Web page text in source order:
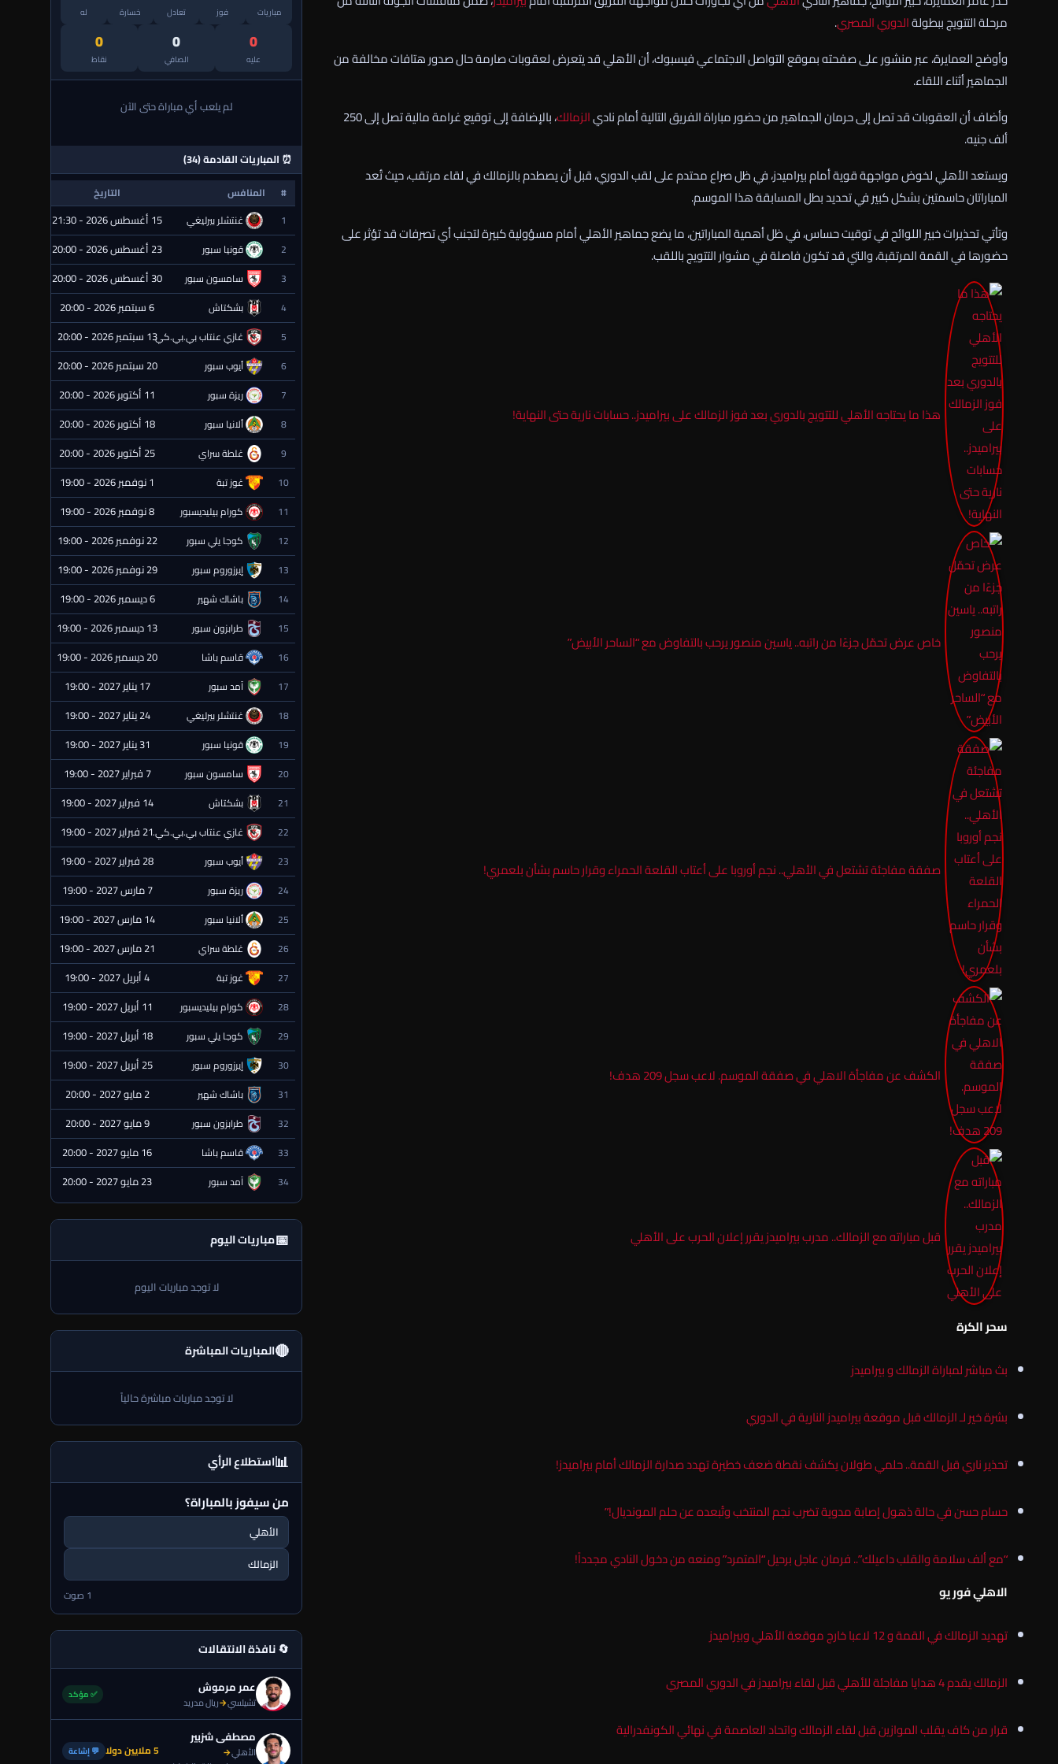
مرحلة التتويج ببطولةالدوري المصري.
وأوضح العمايرة، عبر منشور على صفحته بموقع التواصل الاجتماعي فيسبوك، أن الأهلي قد يتعرض لعقوبات صارمة حال صدور هتافات مخالفة من
الجماهير أثناء اللقاء.
وأضاف أن العقوبات قد تصل إلى حرمان الجماهير من حضور مباراة الفريق التالية أمام ناديالزمالك
، بالإضافة إلى توقيع غرامة مالية تصل إلى 250
ألف جنيه.
ويستعد الأهلي لخوض مواجهة قوية أمام بيراميدز، في ظل صراع محتدم على لقب الدوري، قبل أن يصطدم بالزمالك في لقاء مرتقب، حيث تُعد
المباراتان حاسمتين بشكل كبير في تحديد بطل المسابقة هذا الموسم.
وتأتي تحذيرات خبير اللوائح في توقيت حساس، في ظل أهمية المباراتين، ما يضع جماهير الأهلي أمام مسؤولية كبيرة لتجنب أي تصرفات قد تؤثر على
حضورها في القمة المرتقبة، والتي قد تكون فاصلة في مشوار التتويج باللقب.
هذا ما يحتاجه الأهلي للتتويج بالدوري بعد فوز الزمالك على بيراميدز.. حسابات نارية حتى النهاية!
خاص عرض تحمّل جزءًا من راتبه.. ياسين منصور يرحب بالتفاوض مع “الساحر الأبيض”
صفقة مفاجئة تشتعل في الأهلي.. نجم أوروبا على أعتاب القلعة الحمراء وقرار حاسم بشأن بلعمري!
الكشف عن مفاجأة الاهلي في صفقة الموسم. لاعب سجل 209 هدف!
​قبل مباراته مع الزمالك.. مدرب بيراميدز يقرر إعلان الحرب على الأهلي
سحر الكرة
بث مباشر لمباراة الزمالك و بيراميدز
بشرة خير لـ الزمالك قبل موقعة بيراميدز النارية في الدوري
تحذير ناري قبل القمة.. حلمي طولان يكشف نقطة ضعف خطيرة تهدد صدارة الزمالك أمام بيراميدز!
حسام حسن في حالة ذهول إصابة مدوية تضرب نجم المنتخب وتُبعده عن حلم المونديال!”
“مع ألف سلامة والقلب داعيلك”.. فرمان عاجل برحيل “المتمرد” ومنعه من دخول النادي مجدداً!
الاهلي فور يو
تهديد الزمالك في القمة و 12 لاعبا خارج موقعة الأهلي وبيراميدز
الزمالك يقدم 4 هدايا مفاجئة للأهلي قبل لقاء بيراميدز في الدوري المصري
قرار من كاف يقلب الموازين قبل لقاء الزمالك واتحاد العاصمة في نهائي الكونفدرالية
مباريات فوز تعادل خسارة له
0
عليه
0
الصافي
0
نقاط
لم يلعب أي مباراة حتى الآن
⏰ المباريات القادمة (34)
# المنافس التاريخ
1
غنتشلر بيرليغي 15 أغسطس 2026 - 21:30
2 قونيا سبور 23 أغسطس 2026 - 20:00
3 سامسون سبور 30 أغسطس 2026 - 20:00
4 بشكتاش 6 سبتمبر 2026 - 20:00
5 غازي عنتاب بي.بي.كي.13 سبتمبر 2026 - 20:00
6 أيوب سبور 20 سبتمبر 2026 - 20:00
7 ريزة سبور 11 أكتوبر 2026 - 20:00
8 ألانيا سبور 18 أكتوبر 2026 - 20:00
9 غلطة سراي 25 أكتوبر 2026 - 20:00
10 غوز تبة 1 نوفمبر 2026 - 19:00
11 كورام بيليديسبور 8 نوفمبر 2026 - 19:00
12 كوجا يلي سبور 22 نوفمبر 2026 - 19:00
13 إيرزوروم سبور 29 نوفمبر 2026 - 19:00
14 باشاك شهير 6 ديسمبر 2026 - 19:00
15 طرابزون سبور 13 ديسمبر 2026 - 19:00
16 قاسم باشا 20 ديسمبر 2026 - 19:00
17 آمد سبور 17 يناير 2027 - 19:00
18 غنتشلر بيرليغي 24 يناير 2027 - 19:00
19 قونيا سبور 31 يناير 2027 - 19:00
20 سامسون سبور 7 فبراير 2027 - 19:00
21 بشكتاش 14 فبراير 2027 - 19:00
22 غازي عنتاب بي.بي.كي.21 فبراير 2027 - 19:00
23 أيوب سبور 28 فبراير 2027 - 19:00
24 ريزة سبور 7 مارس 2027 - 19:00
25 ألانيا سبور 14 مارس 2027 - 19:00
26 غلطة سراي 21 مارس 2027 - 19:00
27 غوز تبة 4 أبريل 2027 - 19:00
28 كورام بيليديسبور 11 أبريل 2027 - 19:00
29 كوجا يلي سبور 18 أبريل 2027 - 19:00
30 إيرزوروم سبور 25 أبريل 2027 - 19:00
31 باشاك شهير 2 مايو 2027 - 20:00
32 طرابزون سبور 9 مايو 2027 - 20:00
33 قاسم باشا 16 مايو 2027 - 20:00
34 آمد سبور 23 مايو 2027 - 20:00
📅مباريات اليوم
لا توجد مباريات اليوم
🔴المباريات المباشرة
لا توجد مباريات مباشرة حالياً
📊استطلاع الرأي
من سيفوز بالمباراة؟
الأهلي
الزمالك
1 صوت
🔄 نافذة الانتقالات
عمر مرموش
تشيلسي→ريال مدريد
✅ مؤكد
مصطفى شزبير
الأهلي→
5 ملايين دولا 💬 إشاعة